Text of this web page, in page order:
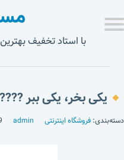
با استاد تخفیف
یکی بخر، یکی ببر
دسته‌بندی: فروشگاه اینترنتی admin